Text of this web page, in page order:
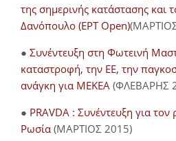
της σημερινής κατάστασης και
Δανόπουλο (ΕΡΤ Open)
● Συνέντευξη στη Φωτεινή
καταστροφή, την ΕΕ, την
ανάγκη για ΜΕΚΕΑ (ΦΛΕΒΑΡΗΣ
● PRAVDA : Συνέντευξη για
Ρωσία (ΜΑΡΤΙΟΣ 2015)